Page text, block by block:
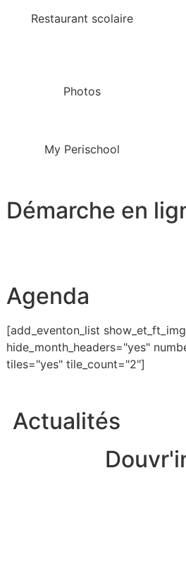
Restaurant scolaire
Photos
My Perischool
Démarche en
Agenda
[add_eventon_list
hide_month_headers="yes"
tiles="yes" tile_count="2"]
Actualités